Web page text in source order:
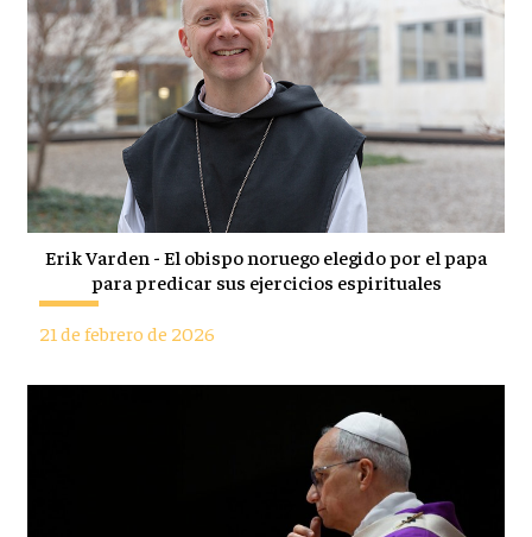
Erik Varden - El obispo noruego elegido por el papa
para predicar sus ejercicios espirituales
21 de febrero de 2026